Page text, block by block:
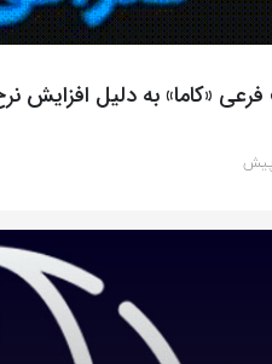
«کاما» به دلیل افزایش